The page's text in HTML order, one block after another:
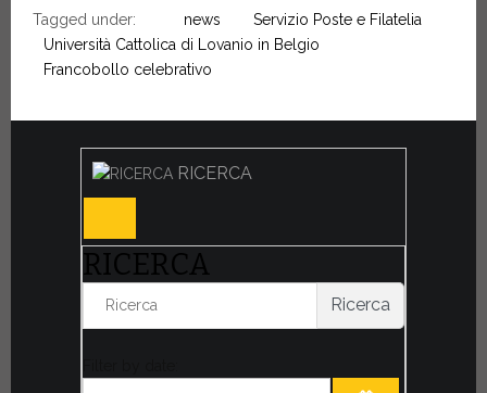
Tagged under: news
Servizio Poste e Filatelia
Università Cattolica di Lovanio in Belgio
Francobollo celebrativo
RICERCA
RICERCA
Ricerca